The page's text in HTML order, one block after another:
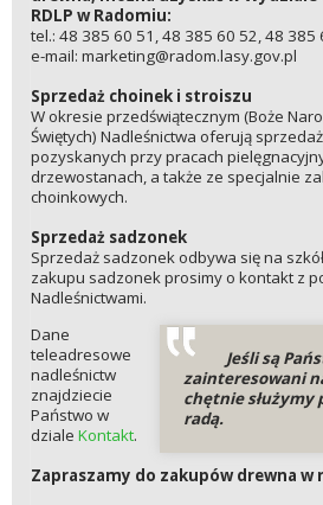
RDLP w Radomiu:
tel.: 48 385 60 51, 48 385 60 52, 48 385
e-mail: marketing@radom.lasy.gov.pl
Sprzedaż choinek i stroiszu
W okresie przedświątecznym (Boże
Świętych) Nadleśnictwa oferują
pozyskanych przy pracach
drzewostanach, a także ze specjalnie
choinkowych.
Sprzedaż sadzonek
Sprzedaż sadzonek odbywa się na
zakupu sadzonek prosimy o kontakt z
Nadleśnictwami.
Jeśli są
zainteresowani
chętnie służymy
radą.
Dane
teleadresowe
nadleśnictw
znajdziecie
Państwo w
dziale Kontakt.
Zapraszamy do zakupów drewna w